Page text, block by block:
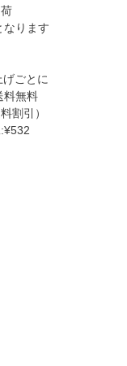
なります
ごとに
料無料
割引）